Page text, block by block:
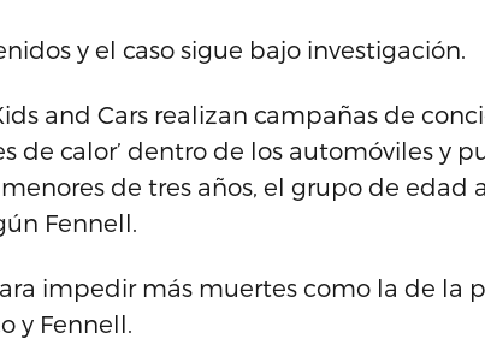
y el caso sigue bajo investigación.
and Cars realizan campañas de
de calor’ dentro de los automóviles y
de tres años, el grupo de edad
Fennell.
impedir más muertes como la de la
y Fennell.